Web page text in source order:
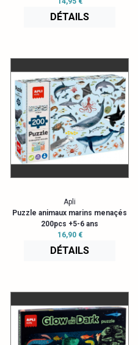
DÉTAILS
Apli
Puzzle animaux marins menaçés
200pcs +5-6 ans
16,90 €
DÉTAILS